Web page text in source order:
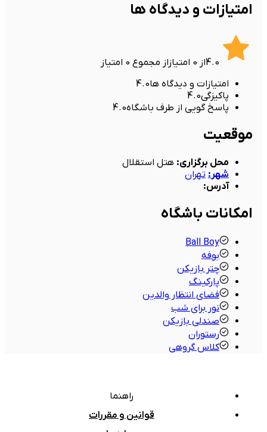
امتیازات و دیدگاه ها
4.0از 0 امتیازاز مجموع 0 امتیاز
امتیازات و دیدگاه ها4.0
پاکیزگی4.0
پاسخ گویی از طرف باشگاه4.0
موقعیت
محل برگزاری: هتل استقلال
شهر: تهران
آدرس:
امکانات باشگاه
Ball Boy
بوفه
چتر بازیکن
پارکینگ
فضای انتظار والدین
نور برای شب
صندلی بازیکن
رستوران
کلاس گروهی
راهنما
قوانین و مقررات